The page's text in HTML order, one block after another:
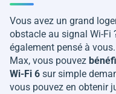
Vous avez un grand
obstacle au signal Wi-Fi
également pensé à
Max, vous pouvez
Wi-Fi 6 sur simple
vous pouvez en obtenir